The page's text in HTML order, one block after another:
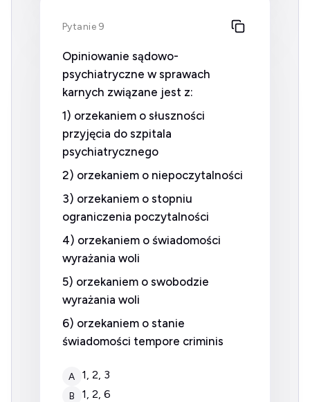
Pytanie 9
Opiniowanie sądowo-
psychiatryczne w sprawach
karnych związane jest z:
1) orzekaniem o słuszności
przyjęcia do szpitala
psychiatrycznego
2) orzekaniem o niepoczytalności
3) orzekaniem o stopniu
ograniczenia poczytalności
4) orzekaniem o świadomości
wyrażania woli
5) orzekaniem o swobodzie
wyrażania woli
6) orzekaniem o stanie
świadomości tempore criminis
A 1, 2, 3
B 1, 2, 6